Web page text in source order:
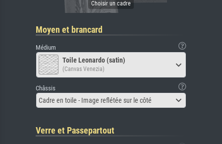
Moyen et brancard
Médium
Toile Leonardo (satin)
(Canvas Venezia)
Châssis
Cadre en toile - Image reflétée sur le côté
Verre et Passepartout